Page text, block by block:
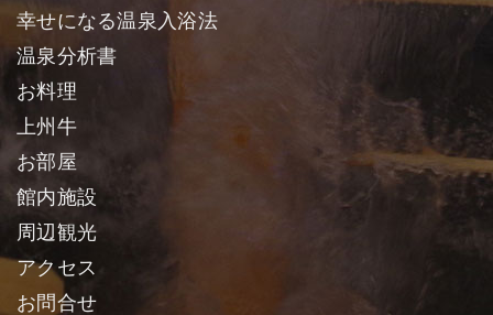
幸せになる温泉入浴法
温泉分析書
お料理
上州牛
お部屋
館内施設
周辺観光
アクセス
お問合せ